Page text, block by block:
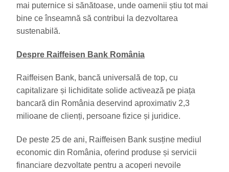
mai puternice si sănătoase, unde oamenii știu tot mai
bine ce înseamnă să contribui la dezvoltarea
sustenabilă.
Despre Raiffeisen Bank România
Raiffeisen Bank, bancă universală de top, cu
capitalizare și lichiditate solide activează pe piața
bancară din România deservind aproximativ 2,3
milioane de clienți, persoane fizice și juridice.
De peste 25 de ani, Raiffeisen Bank susține mediul
economic din România, oferind produse și servicii
financiare dezvoltate pentru a acoperi nevoile